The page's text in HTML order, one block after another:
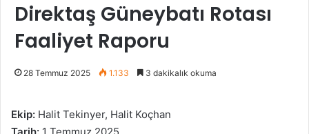
Direktaş Güneybatı Rotası
Faaliyet Raporu
28 Temmuz 2025 1.133 3 dakikalık okuma
Ekip: Halit Tekinyer, Halit Koçhan